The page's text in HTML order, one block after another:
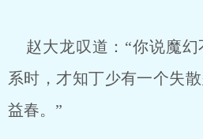
赵大龙叹道：“你说魔幻
系时，才知丁少有一个失
益春。”